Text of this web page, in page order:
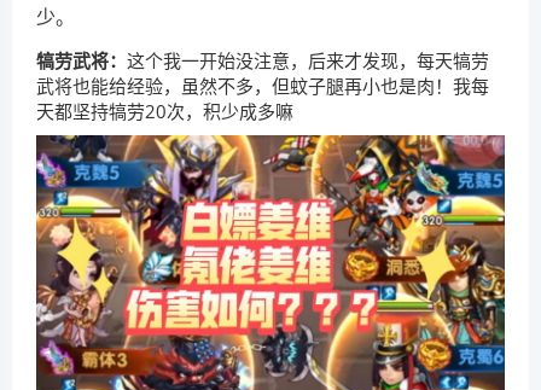
少。
犒劳武将： 这个我一开始没注意，后来才发现，每天犒劳
武将也能给经验，虽然不多，但蚊子腿再小也是肉！我每
天都坚持犒劳20次，积少成多嘛